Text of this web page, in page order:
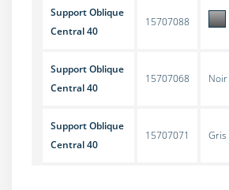
Support Oblique
Central 40
15707088
Support Oblique
Central 40
15707068 Noir
Support Oblique
Central 40
15707071 Gris